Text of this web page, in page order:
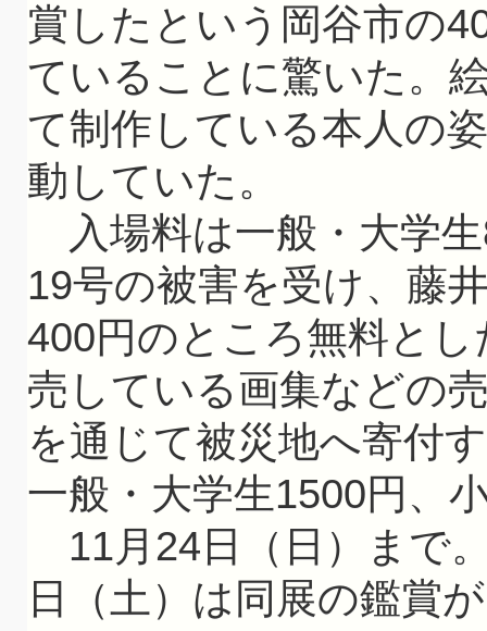
賞したという岡谷市の
ていることに驚いた。
て制作している本人の
動していた。
入場料は一般・大学
19号の被害を受け、藤
400円のところ無料と
売している画集などの
を通じて被災地へ寄付
一般・大学生1500円、
11月24日（日）まで
日（土）は同展の鑑賞